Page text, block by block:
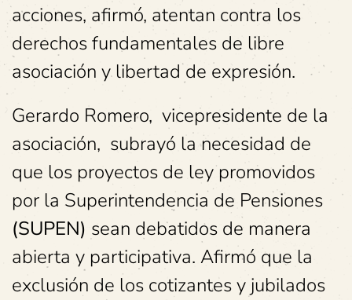
acciones, afirmó, atentan contra los
derechos fundamentales de libre
asociación y libertad de expresión.
Gerardo Romero, vicepresidente de la
asociación, subrayó la necesidad de
que los proyectos de ley promovidos
por la Superintendencia de Pensiones
(SUPEN) sean debatidos de manera
abierta y participativa. Afirmó que la
exclusión de los cotizantes y jubilados